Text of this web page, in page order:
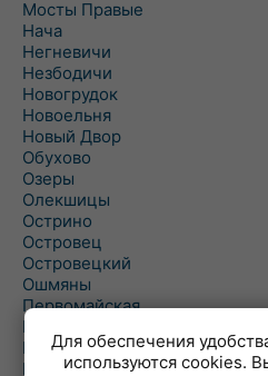
Мосты Правые
Нача
Негневичи
Незбодичи
Новогрудок
Новоельня
Новый Двор
Обухово
Озеры
Олекшицы
Острино
Островец
Островецкий
Ошмяны
Первомайская
Первомайский
Пески
Петревичи
Для обеспечения
используются cookies.